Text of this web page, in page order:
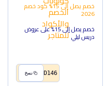
خصم يصل إلى 15% كود خصم
2026
خصم يصل إلى 15% على عروض
دريس ليلي
D146 نسخ